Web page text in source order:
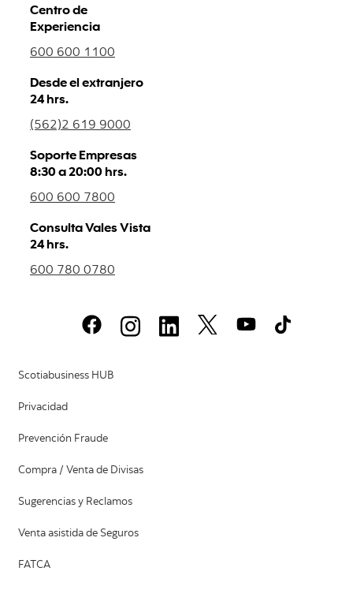
Centro de
Experiencia
600 600 1100
Desde el extranjero
24 hrs.
(562)2 619 9000
Soporte Empresas
8:30 a 20:00 hrs.
600 600 7800
Consulta Vales Vista
24 hrs.
600 780 0780
Scotiabusiness HUB
Privacidad
Prevención Fraude
Compra / Venta de Divisas
Sugerencias y Reclamos
Venta asistida de Seguros
FATCA